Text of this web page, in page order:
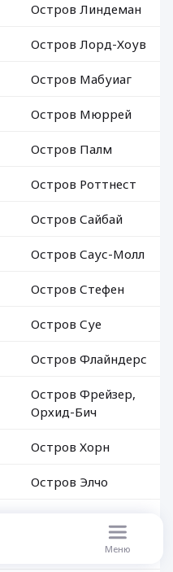
Меню
Остров Линдеман
Остров Лорд-Хоув
Остров Мабуиаг
Остров Мюррей
Остров Палм
Остров Роттнест
Остров Сайбай
Остров Саус-Молл
Остров Стефен
Остров Суе
Остров Флайндерс
Остров Фрейзер,
Орхид-Бич
Остров Хорн
Остров Элчо